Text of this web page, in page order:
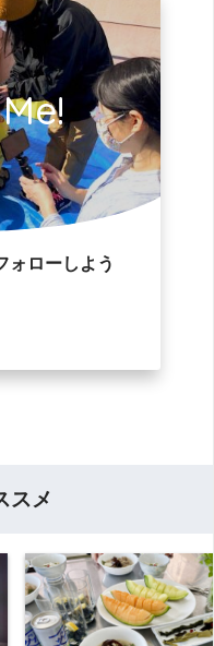
ォローしよう
スメ